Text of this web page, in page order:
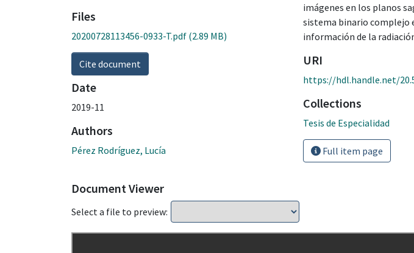
Files
20200728113456-0933-T.pdf (2.89 MB)
Cite document
Date
2019-11
Authors
Pérez Rodríguez, Lucía
imágenes en los planos
sistema binario complejo
información de la
URI
https://hdl.handle.net/
Collections
Tesis de Especialidad
Full item page
Document Viewer
Select a file to preview: